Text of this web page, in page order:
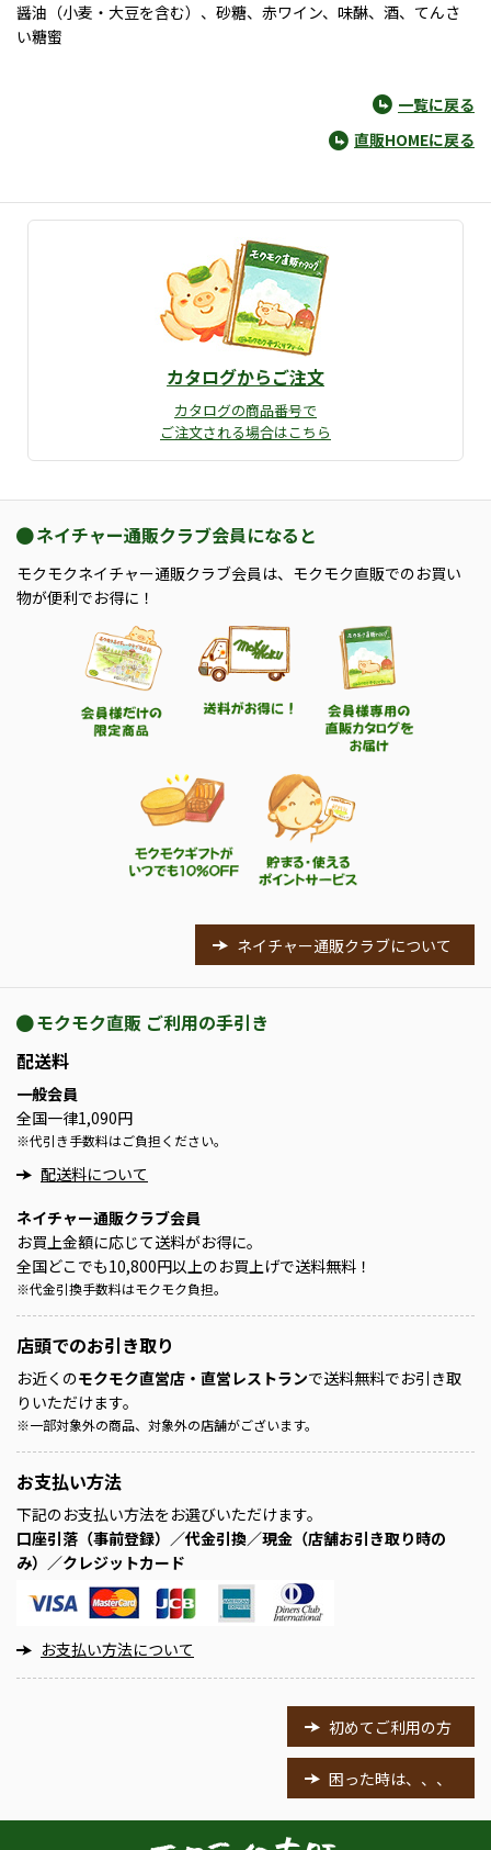
醤油（小麦・大豆を含む）、砂糖、赤ワイン、味醂、酒、てんさ
い糖蜜
一覧に戻る
直販HOMEに戻る
カタログからご注文
カタログの商品番号で
ご注文される場合はこちら
ネイチャー通販クラブ会員になると
モクモクネイチャー通販クラブ会員は、モクモク直販でのお買い
物が便利でお得に！
ネイチャー通販クラブについて
モクモク直販 ご利用の手引き
配送料
一般会員
全国一律1,090円
※代引き手数料はご負担ください。
配送料について
ネイチャー通販クラブ会員
お買上金額に応じて送料がお得に。
全国どこでも10,800円以上のお買上げで送料無料！
※代金引換手数料はモクモク負担。
店頭でのお引き取り
お近くのモクモク直営店・直営レストランで送料無料でお引き取
りいただけます。
※一部対象外の商品、対象外の店舗がございます。
お支払い方法
下記のお支払い方法をお選びいただけます。
口座引落（事前登録）／代金引換／現金（店舗お引き取り時の
み）／クレジットカード
お支払い方法について
初めてご利用の方
困った時は、、、